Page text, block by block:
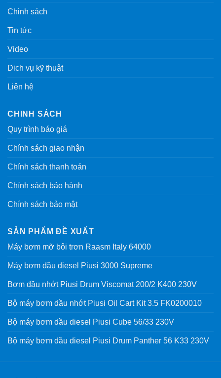
Chinh sách
Tin tức
Video
Dich vụ kỹ thuật
Liên hệ
CHINH SÁCH
Quy trình báo giá
Chính sách giao nhận
Chính sách thanh toán
Chính sách bảo hành
Chính sách bảo mật
SẢN PHẨM ĐỀ XUẤT
Máy bơm mỡ bôi trơn Raasm Italy 64000
Máy bơm dầu diesel Piusi 3000 Supreme
Bơm dầu nhớt Piusi Drum Viscomat 200/2 K400 230V
Bộ máy bơm dầu nhớt Piusi Oil Cart Kit 3.5 FK0200010
Bộ máy bơm dầu diesel Piusi Cube 56/33 230V
Bộ máy bơm dầu diesel Piusi Drum Panther 56 K33 230V